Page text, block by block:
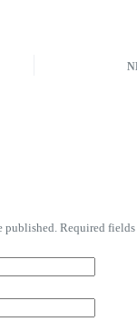
published. Required fields